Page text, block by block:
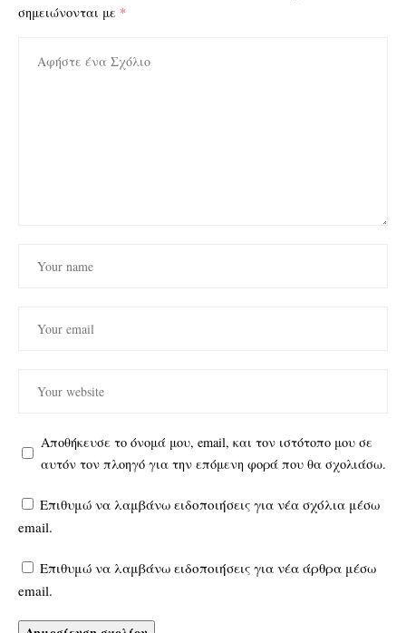
σημειώνονται με *
Αποθήκευσε το όνομά μου, email, και τον ιστότοπο μου σε
αυτόν τον πλοηγό για την επόμενη φορά που θα σχολιάσω.
Επιθυμώ να λαμβάνω ειδοποιήσεις για νέα σχόλια μέσω
email.
Επιθυμώ να λαμβάνω ειδοποιήσεις για νέα άρθρα μέσω
email.